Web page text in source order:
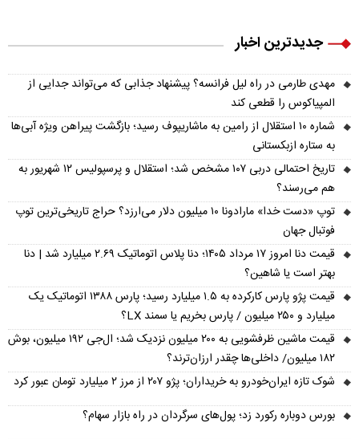
جدیدترین اخبار
مهدی طارمی در راه لیل فرانسه؟ پیشنهاد جذابی که می‌تواند جدایی از
المپیاکوس را قطعی کند
شماره ۱۰ استقلال از رامین به ماشاریپوف رسید؛ بازگشت پیراهن ویژه آبی‌ها
به ستاره ازبکستانی
تاریخ احتمالی دربی ۱۰۷ مشخص شد؛ استقلال و پرسپولیس ۱۲ شهریور به
هم می‌رسند؟
توپ «دست خدا» مارادونا ۱۰ میلیون دلار می‌ارزد؟ حراج تاریخی‌ترین توپ
فوتبال جهان
قیمت دنا امروز ۱۷ مرداد ۱۴۰۵؛ دنا پلاس اتوماتیک ۲.۶۹ میلیارد شد | دنا
بهتر است یا شاهین؟
قیمت پژو پارس کارکرده به ۱.۵ میلیارد رسید؛ پارس ۱۳۸۸ اتوماتیک یک
میلیارد و ۲۵۰ میلیون / پارس بخریم یا سمند LX؟
قیمت ماشین ظرفشویی به ۲۰۰ میلیون نزدیک شد؛ ال‌جی ۱۹۲ میلیون، بوش
۱۸۲ میلیون/ داخلی‌ها چقدر ارزان‌ترند؟
شوک تازه ایران‌خودرو به خریداران؛ پژو ۲۰۷ از مرز ۲ میلیارد تومان عبور کرد
بورس دوباره رکورد زد؛ پول‌های سرگردان در راه بازار سهام؟